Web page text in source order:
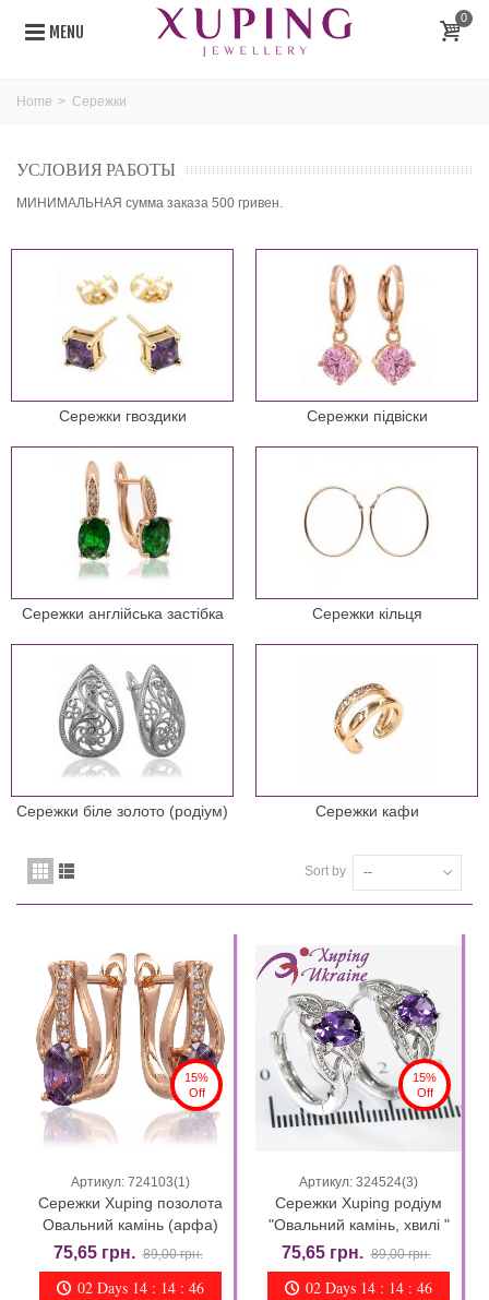
MENU
0
Home > Сережки
УСЛОВИЯ РАБОТЫ
МИНИМАЛЬНАЯ сумма заказа 500 гривен.
Сережки гвоздики Сережки підвіски
Сережки англійська застібка Сережки кільця
Сережки біле золото (родіум) Сережки кафи
Sort by --
15%
Off
Артикул: 724103(1)
Сережки Xuping позолота
Овальний камінь (арфа)
75,65 грн. 89,00 грн.
02 Days 14 : 14 : 44
15%
Off
Артикул: 324524(3)
Сережки Xuping родіум
"Овальний камінь, хвилі "
75,65 грн. 89,00 грн.
02 Days 14 : 14 : 44